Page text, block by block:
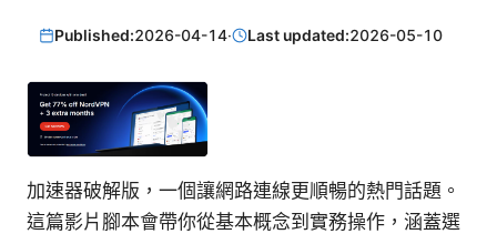
Published:2026-04-14· Last updated:2026-05-10
加速器破解版，一個讓網路連線更順暢的熱門話題。
這篇影片腳本會帶你從基本概念到實務操作，涵蓋選